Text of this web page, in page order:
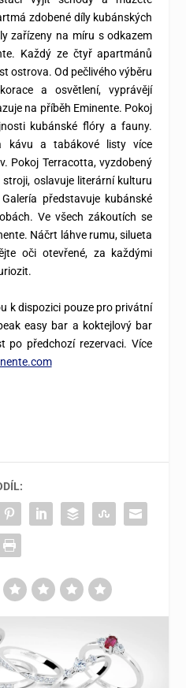
zdobené díly kubánských
zařízeny na míru s odkazem
Každý ze čtyř apartmánů
ostrova. Od pečlivého výběru
a osvětlení, vyprávějí
na příběh Eminente. Pokoj
kubánské flóry a fauny.
kávu a tabákové listy více
Pokoj Terracotta, vyzdobený
oslavuje literární kulturu
představuje kubánské
Ve všech zákoutích se
Náčrt láhve rumu, silueta
oči otevřené, za každými
k dispozici pouze pro privátní
easy bar a koktejlový bar
po předchozí rezervaci. Více